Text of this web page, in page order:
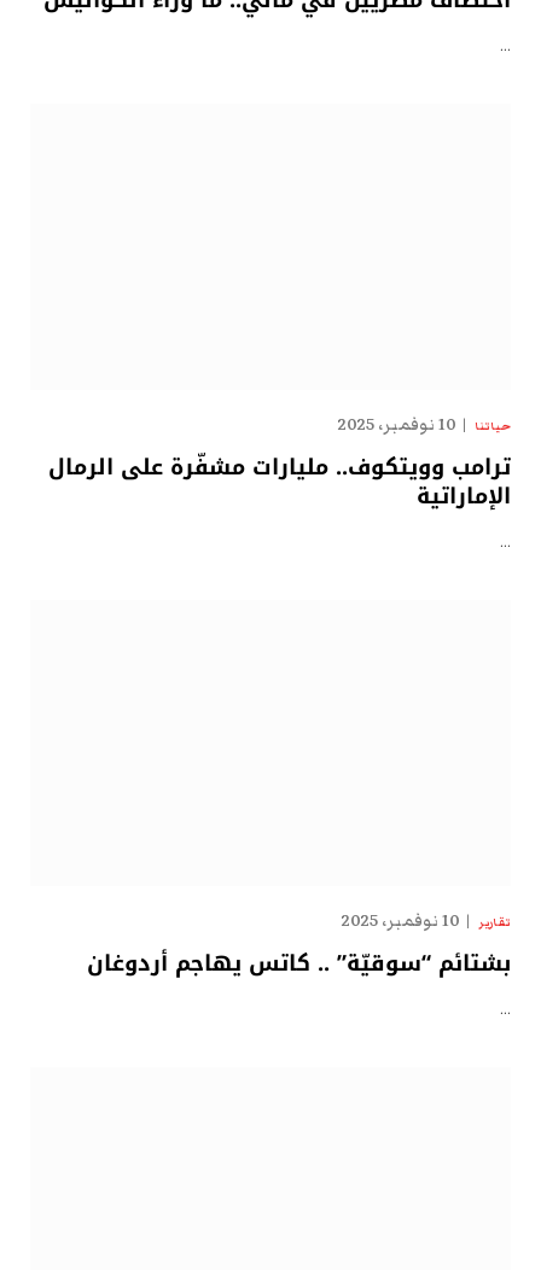
…
حياتنا 10 نوفمبر، 2025
ترامب وويتكوف.. مليارات مشفّرة على الرمال
الإماراتية
…
تقارير 10 نوفمبر، 2025
بشتائم “سوقيّة” .. كاتس يهاجم أردوغان
…